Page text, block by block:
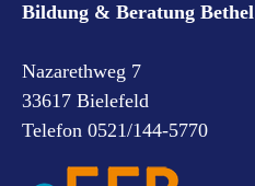
Bildung & Beratung Bethel
Nazarethweg 7
33617 Bielefeld
Telefon 0521/144-5770